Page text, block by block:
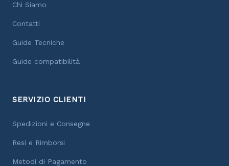
Chi Siamo
Contatti
Guide Tecniche
Guide compatibilità
SERVIZIO CLIENTI
Spedizioni e Consegne
Resi e Rimborsi
Metodi di Pagamento